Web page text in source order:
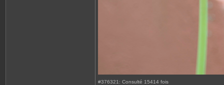
#376321: Consulté 15414 fois